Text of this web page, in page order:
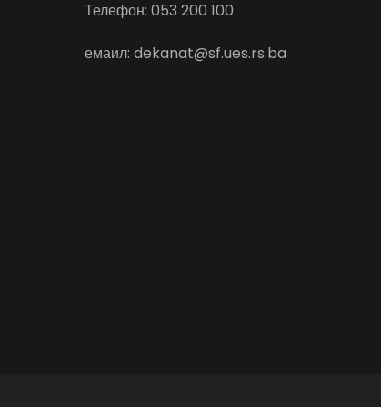
Телефон: 053 200 100
емаил: dekanat@sf.ues.rs.ba